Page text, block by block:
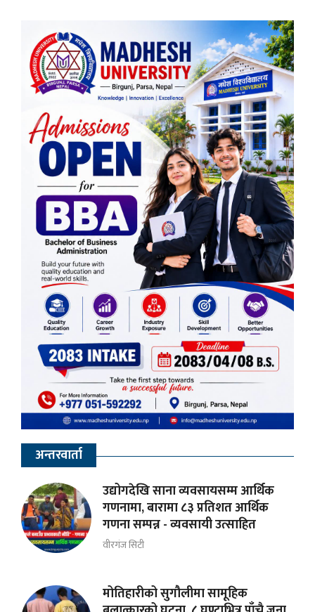
अन्तरवार्ता
उद्योगदेखि साना व्यवसायसम्म आर्थिक
गणनामा, बारामा ८३ प्रतिशत आर्थिक
गणना सम्पन्न - व्यवसायी उत्साहित
वीरगंज सिटी
मोतिहारीको सुगौलीमा सामूहिक